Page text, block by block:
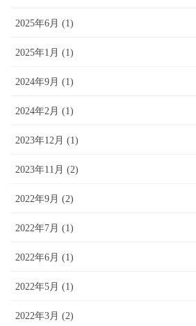
2025年6月 (1)
2025年1月 (1)
2024年9月 (1)
2024年2月 (1)
2023年12月 (1)
2023年11月 (2)
2022年9月 (2)
2022年7月 (1)
2022年6月 (1)
2022年5月 (1)
2022年3月 (2)